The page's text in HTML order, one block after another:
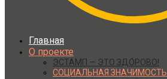
Главная
О проекте
ЭСТАМП — ЭТО ЗДО́РОВО!
СОЦИАЛЬНАЯ ЗНАЧИМОСТЬ